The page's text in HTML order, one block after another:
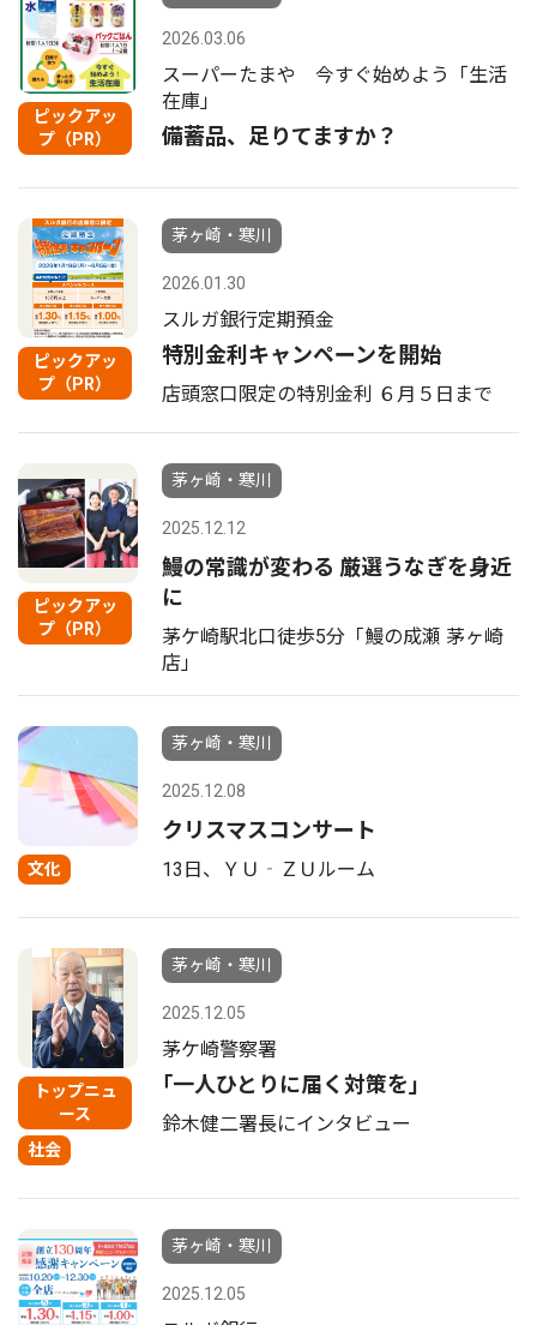
ピックアッ
プ（PR）
2026.03.06
スーパーたまや 今すぐ始めよう「生活
在庫」
備蓄品、足りてますか？
ピックアッ
プ（PR）
茅ヶ崎・寒川
2026.01.30
スルガ銀行定期預金
特別金利キャンペーンを開始
店頭窓口限定の特別金利 ６月５日まで
ピックアッ
プ（PR）
茅ヶ崎・寒川
2025.12.12
鰻の常識が変わる 厳選うなぎを身近
に
茅ケ崎駅北口徒歩5分「鰻の成瀬 茅ヶ崎
店」
文化
茅ヶ崎・寒川
2025.12.08
クリスマスコンサート
13日、ＹＵ‐ＺＵルーム
トップニュ
ース
社会
茅ヶ崎・寒川
2025.12.05
茅ケ崎警察署
｢一人ひとりに届く対策を｣
鈴木健二署長にインタビュー
茅ヶ崎・寒川
2025.12.05